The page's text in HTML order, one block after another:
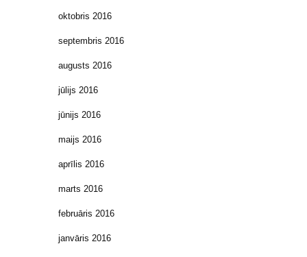
oktobris 2016
septembris 2016
augusts 2016
jūlijs 2016
jūnijs 2016
maijs 2016
aprīlis 2016
marts 2016
februāris 2016
janvāris 2016